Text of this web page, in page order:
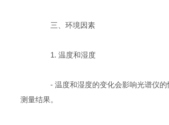
三、环境因素
1. 温度和湿度
- 温度和湿度的变化会影响光谱仪的
测量结果。